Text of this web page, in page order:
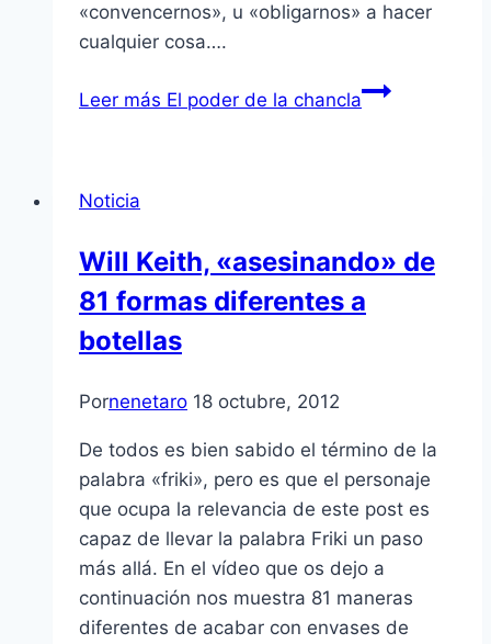
«convencernos», u «obligarnos» a hacer
cualquier cosa….
Leer más El poder de la chancla
Noticia
Will Keith, «asesinando» de
81 formas diferentes a
botellas
Pornenetaro 18 octubre, 2012
De todos es bien sabido el término de la
palabra «friki», pero es que el personaje
que ocupa la relevancia de este post es
capaz de llevar la palabra Friki un paso
más allá. En el ví­deo que os dejo a
continuación nos muestra 81 maneras
diferentes de acabar con envases de